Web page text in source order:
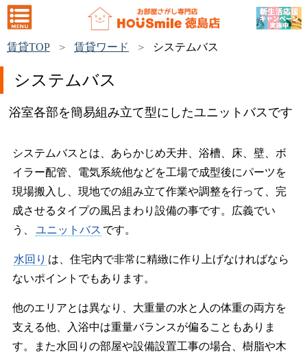
賃貸TOP 賃貸ワード システムバス
システムバス
浴室各部を簡易組み立て型にしたユニットバスです
システムバスとは、あらかじめ天井、浴槽、床、壁、ボ
イラー配管、電気系統他などを工場で成型後にパーツを
現場搬入し、現地での組み立て作業や調整を行って、完
成させるタイプの風呂まわり設備の事です。広義でい
う、
ユニットバス です。
水回り は、住宅内で非常に精緻に作り上げなければなら
ないポイントでもあります。
他のエリアとは異なり、大重量の水と人の体重の両方を
支える他、入浴中は重量バランスが偏ることもありま
す。また水回りの部屋や設備設置工事の場合、樹脂や木